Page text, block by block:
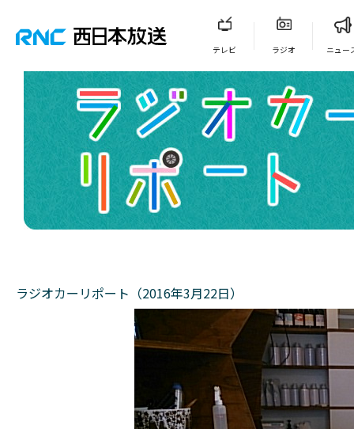
テレビ ラジオ ニュー
ラジオカーリポート（2016年3月22日）